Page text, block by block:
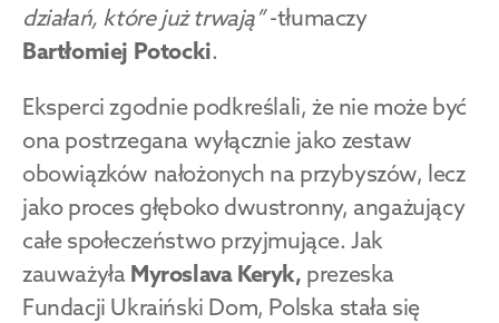
działań, które już trwają”
-tłumaczy
Bartłomiej Potocki.
Eksperci zgodnie podkreślali, że nie może być
ona postrzegana wyłącznie jako zestaw
obowiązków nałożonych na przybyszów, lecz
jako proces głęboko dwustronny, angażujący
całe społeczeństwo przyjmujące. Jak
zauważyła Myroslava Keryk, prezeska
Fundacji Ukraiński Dom, Polska stała się